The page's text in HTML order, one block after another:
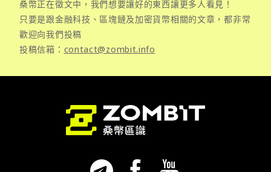
桑幣正在徵文中，我們想要讓好的東西讓更多人看見！
只要是跟金融科技、區塊鏈及加密貨幣相關的文章，都非常
歡迎向我們投稿
投稿信箱： contact@zombit.info